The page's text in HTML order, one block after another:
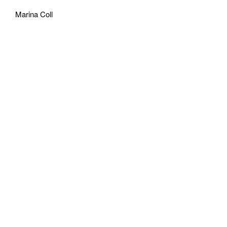
Marina Coll
© MARINA COLL